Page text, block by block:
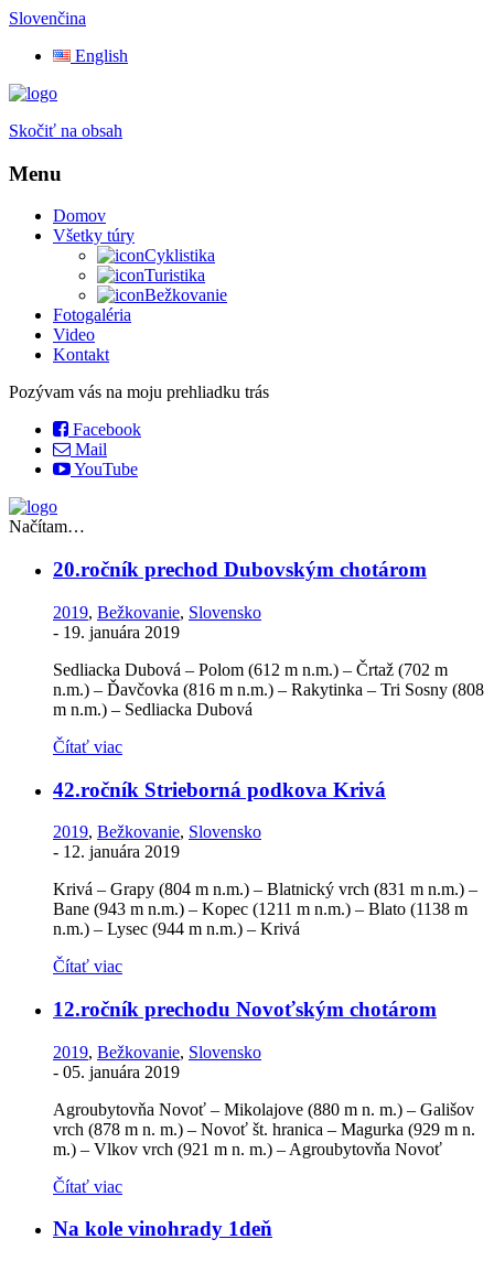
Slovenčina
English
Skočiť na obsah
Menu
Domov
Všetky túry
Cyklistika
Turistika
Bežkovanie
Fotogaléria
Video
Kontakt
Pozývam vás na moju prehliadku trás
Facebook
Mail
YouTube
Načítam…
20.ročník prechod Dubovským chotárom
2019, Bežkovanie, Slovensko
- 19. januára 2019
Sedliacka Dubová – Polom (612 m n.m.) – Črtaž (702 m
n.m.) – Ďavčovka (816 m n.m.) – Rakytinka – Tri Sosny (808
m n.m.) – Sedliacka Dubová
Čítať viac
42.ročník Strieborná podkova Krivá
2019, Bežkovanie, Slovensko
- 12. januára 2019
Krivá – Grapy (804 m n.m.) – Blatnický vrch (831 m n.m.) –
Bane (943 m n.m.) – Kopec (1211 m n.m.) – Blato (1138 m
n.m.) – Lysec (944 m n.m.) – Krivá
Čítať viac
12.ročník prechodu Novoťským chotárom
2019, Bežkovanie, Slovensko
- 05. januára 2019
Agroubytovňa Novoť – Mikolajove (880 m n. m.) – Gališov
vrch (878 m n. m.) – Novoť št. hranica – Magurka (929 m n.
m.) – Vlkov vrch (921 m n. m.) – Agroubytovňa Novoť
Čítať viac
Na kole vinohrady 1deň